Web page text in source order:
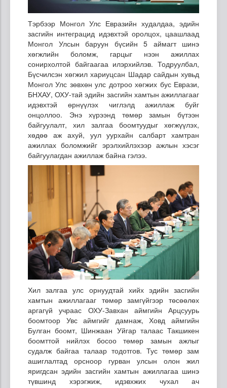
Тэрбээр Монгол Улс Евразийн худалдаа, эдийн
засгийн интеграцид идэвхтэй оролцох, цаашлаад
Монгол Улсын баруун бүсийн 5 аймагт шинэ
хөгжлийн боломж, гарцыг нээн ажиллах
сонирхолтой байгаагаа илэрхийлэв. Тодруулбал,
Бүсчилсэн хөгжил хариуцсан Шадар сайдын хувьд
Монгол Улс зөвхөн улс дотроо хөгжих бус Еврази,
БНХАУ, ОХУ-тай эдийн засгийн хамтын ажиллагааг
идэвхтэй өрнүүлэх чиглэлд ажиллаж буйг
онцоллоо. Энэ хүрээнд төмөр замын бүтээн
байгуулалт, хил залгаа боомтуудыг хөгжүүлэх,
хөдөө аж ахуй, уул уурхайн салбарт хамтран
ажиллах боломжийг эрэлхийлэхээр ажлын хэсэг
байгуулагдан ажиллаж байна гэлээ.
Хил залгаа улс орнуудтай хийх эдийн засгийн
хамтын ажиллагааг төмөр замгүйгээр төсөөлөх
аргагүй учраас ОХУ-Завхан аймгийн Арцсуурь
боомтоор Увс аймгийг дамнаж, Ховд аймгийн
Булган боомт, Шинжаан Уйгар талаас Такшикен
боомттой нийлэх босоо төмөр замын ажлыг
судалж байгаа талаар тодотгов. Тус төмөр зам
ашиглалтад орсноор гурван улсын олон жил
яригдсан эдийн засгийн хамтын ажиллагаа шинэ
түвшинд хэрэгжиж, идэвхжих чухал ач